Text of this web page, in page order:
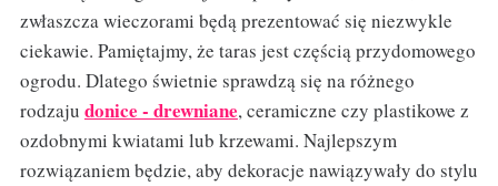
zwłaszcza wieczorami będą prezentować się niezwykle
ciekawie. Pamiętajmy, że taras jest częścią przydomowego
ogrodu. Dlatego świetnie sprawdzą się na różnego
rodzaju donice - drewniane, ceramiczne czy plastikowe z
ozdobnymi kwiatami lub krzewami. Najlepszym
rozwiązaniem będzie, aby dekoracje nawiązywały do stylu